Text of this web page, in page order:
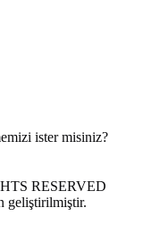
ister misiniz?
RESERVED
geliştirilmiştir.